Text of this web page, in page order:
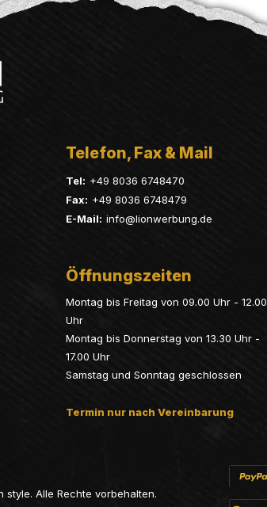
Telefon, Fax & Mail
Tel: +49 8036 6748470
Fax: +49 8036 6748479
E-Mail: info@lionwerbung.de
Öffnungszeiten
Montag bis Freitag von 09.00 Uhr - 12.00
Uhr
Montag bis Donnerstag von 13.30 Uhr -
17.00 Uhr
Samstag und Sonntag geschlossen
Termin nur nach Vereinbarung
style. Alle Rechte vorbehalten.